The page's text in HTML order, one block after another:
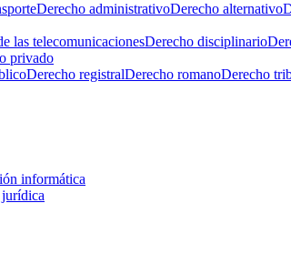
Derecho administrativoDerecho alternativo
las telecomunicacionesDerecho disciplinario
privado
Derecho registralDerecho romanoDerecho
informática